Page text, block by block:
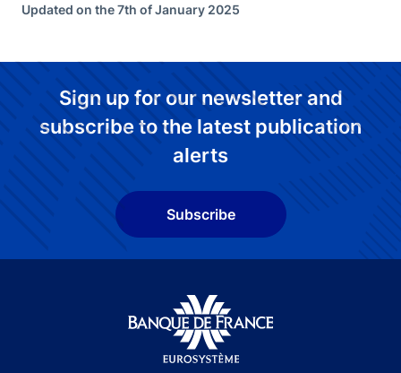
Updated on the 7th of January 2025
Sign up for our newsletter and
subscribe to the latest publication
alerts
Subscribe